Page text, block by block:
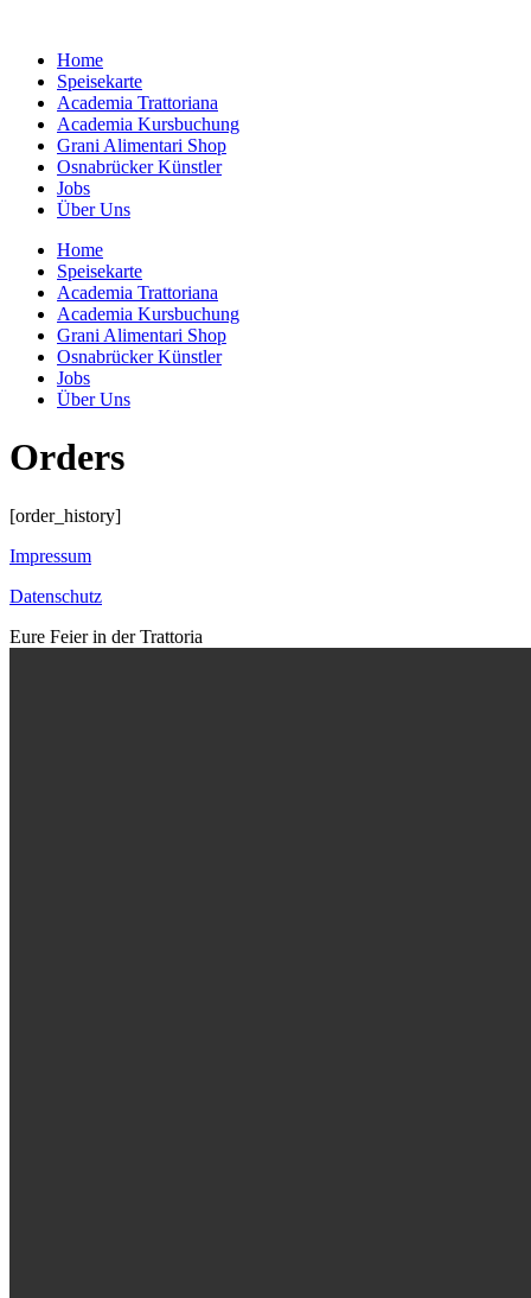
springenHome
Speisekarte
Academia Trattoriana
Academia Kursbuchung
Grani Alimentari Shop
Osnabrücker Künstler
Jobs
Über Uns
Home
Speisekarte
Academia Trattoriana
Academia Kursbuchung
Grani Alimentari Shop
Osnabrücker Künstler
Jobs
Über Uns
Orders
[order_history]
Impressum
Datenschutz
Eure Feier in der Trattoria